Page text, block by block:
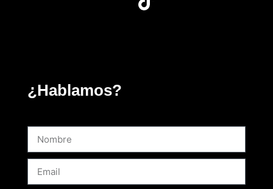
¿Hablamos?